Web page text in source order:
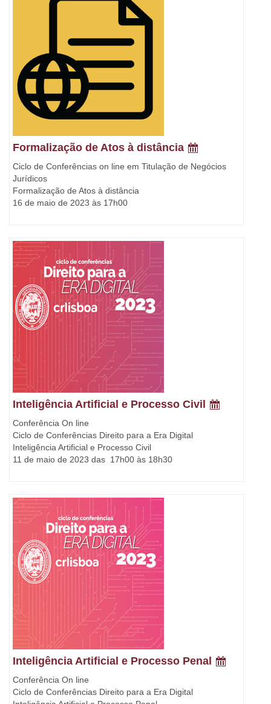
Formalização de Atos à distância
Ciclo de Conferências on line em Titulação de Negócios
Jurídicos
Formalização de Atos à distância
16 de maio de 2023 às 17h00
Inteligência Artificial e Processo Civil
Conferência On line
Ciclo de Conferências Direito para a Era Digital
Inteligência Artificial e Processo Civil
11 de maio de 2023 das 17h00 às 18h30
Inteligência Artificial e Processo Penal
Conferência On line
Ciclo de Conferências Direito para a Era Digital